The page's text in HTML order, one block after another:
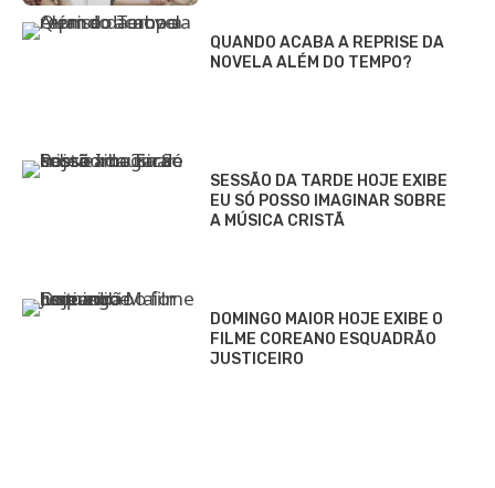
QUANDO ACABA A REPRISE DA
NOVELA ALÉM DO TEMPO?
SESSÃO DA TARDE HOJE EXIBE
EU SÓ POSSO IMAGINAR SOBRE
A MÚSICA CRISTÃ
DOMINGO MAIOR HOJE EXIBE O
FILME COREANO ESQUADRÃO
JUSTICEIRO